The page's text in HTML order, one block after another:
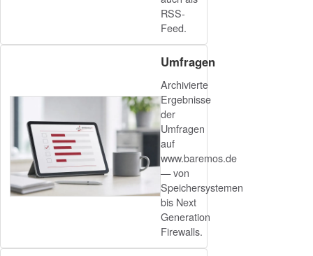
RSS-
Feed.
Umfragen
Archivierte
Ergebnisse
der
Umfragen
auf
www.baremos.de
— von
Speichersystemen
bis Next
Generation
Firewalls.